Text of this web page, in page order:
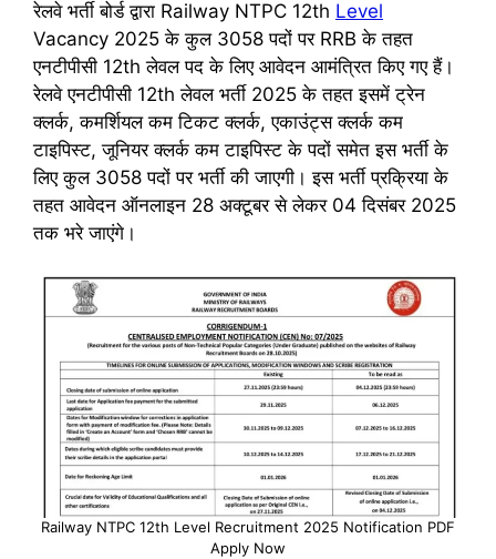
रेलवे भर्ती बोर्ड द्वारा Railway NTPC 12th Level
Vacancy 2025 के कुल 3058 पदों पर RRB के तहत
एनटीपीसी 12th लेवल पद के लिए आवेदन आमंत्रित किए गए हैं।
रेलवे एनटीपीसी 12th लेवल भर्ती 2025 के तहत इसमें ट्रेन
क्लर्क, कमर्शियल कम टिकट क्लर्क, एकाउंट्स क्लर्क कम
टाइपिस्ट, जूनियर क्लर्क कम टाइपिस्ट के पदों समेत इस भर्ती के
लिए कुल 3058 पदों पर भर्ती की जाएगी। इस भर्ती प्रक्रिया के
तहत आवेदन ऑनलाइन 28 अक्टूबर से लेकर 04 दिसंबर 2025
तक भरे जाएंगे।
Railway NTPC 12th Level Recruitment 2025 Notification PDF
Apply Now